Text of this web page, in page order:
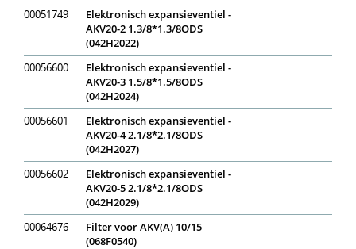
00051749
Elektronisch expansieventiel -
AKV20-2 1.3/8*1.3/8ODS
(042H2022)
00056600
Elektronisch expansieventiel -
AKV20-3 1.5/8*1.5/8ODS
(042H2024)
00056601
Elektronisch expansieventiel -
AKV20-4 2.1/8*2.1/8ODS
(042H2027)
00056602
Elektronisch expansieventiel -
AKV20-5 2.1/8*2.1/8ODS
(042H2029)
00064676
Filter voor AKV(A) 10/15
(068F0540)